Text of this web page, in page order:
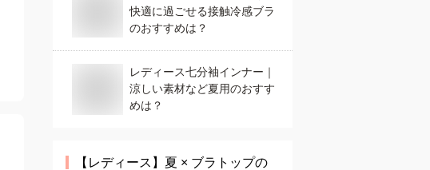
快適に過ごせる接触冷感ブラ
のおすすめは？
レディース七分袖インナー｜
涼しい素材など夏用のおすす
めは？
【レディース】 夏 × ブラトップの